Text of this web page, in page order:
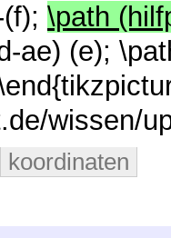
\path
ae) (e);
wissen/
koordinaten